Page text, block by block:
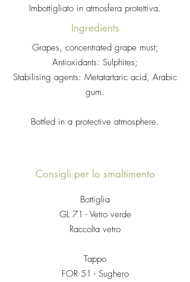
Imbottigliato in atmosfera protettiva.
Ingredients
Grapes, concentrated grape must;
Antioxidants: Sulphites;
Stabilising agents: Metatartaric acid, Arabic
gum.
Bottled in a protective atmosphere.
Consigli per lo smaltimento
Bottiglia
GL 71 - Vetro verde
Raccolta vetro
Tappo
FOR 51 - Sughero